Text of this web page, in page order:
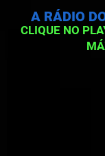
CLIQUE NO
A RÁDIO